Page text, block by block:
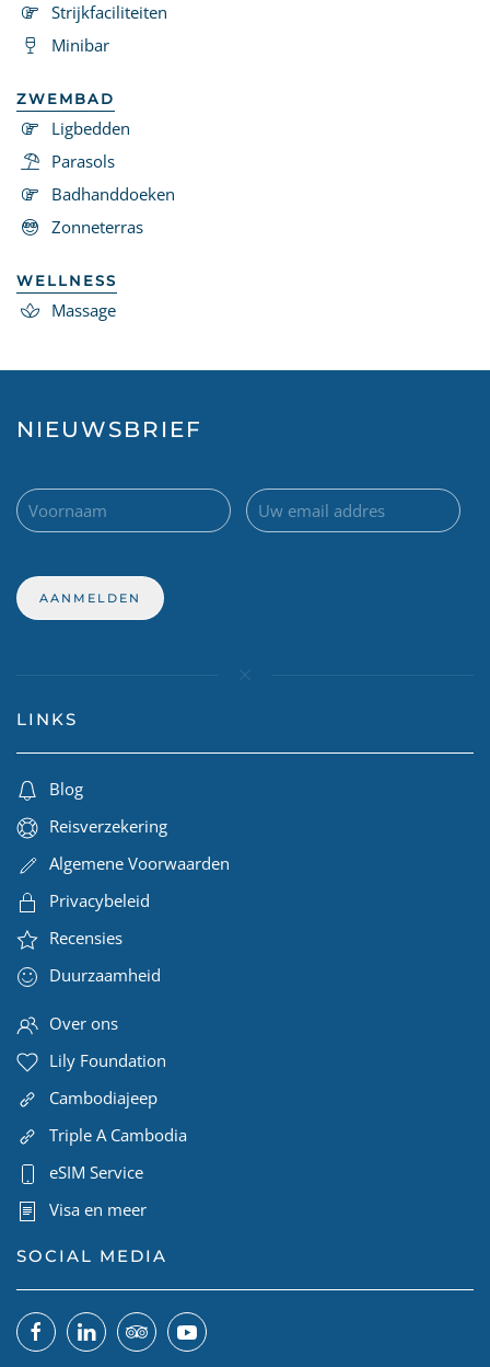
Strijkfaciliteiten
Minibar
ZWEMBAD
Ligbedden
Parasols
Badhanddoeken
Zonneterras
WELLNESS
Massage
NIEUWSBRIEF
LINKS
Blog
Reisverzekering
Algemene Voorwaarden
Privacybeleid
Recensies
Duurzaamheid
Over ons
Lily Foundation
Cambodiajeep
Triple A Cambodia
eSIM Service
Visa en meer
SOCIAL MEDIA